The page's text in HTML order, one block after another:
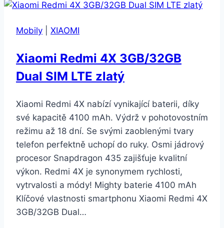
FE
G780)
modrá
Mobily XIAOMI
Xiaomi Redmi 4X 3GB/32GB
Dual SIM LTE zlatý
Xiaomi Redmi 4X nabízí vynikající baterii, díky
své kapacitě 4100 mAh. Výdrž v pohotovostním
režimu až 18 dní. Se svými zaoblenými tvary
telefon perfektně uchopí do ruky. Osmi jádrový
procesor Snapdragon 435 zajišťuje kvalitní
výkon. Redmi 4X je synonymem rychlosti,
vytrvalosti a módy! Mighty baterie 4100 mAh
Klíčové vlastnosti smartphonu Xiaomi Redmi 4X
3GB/32GB Dual…